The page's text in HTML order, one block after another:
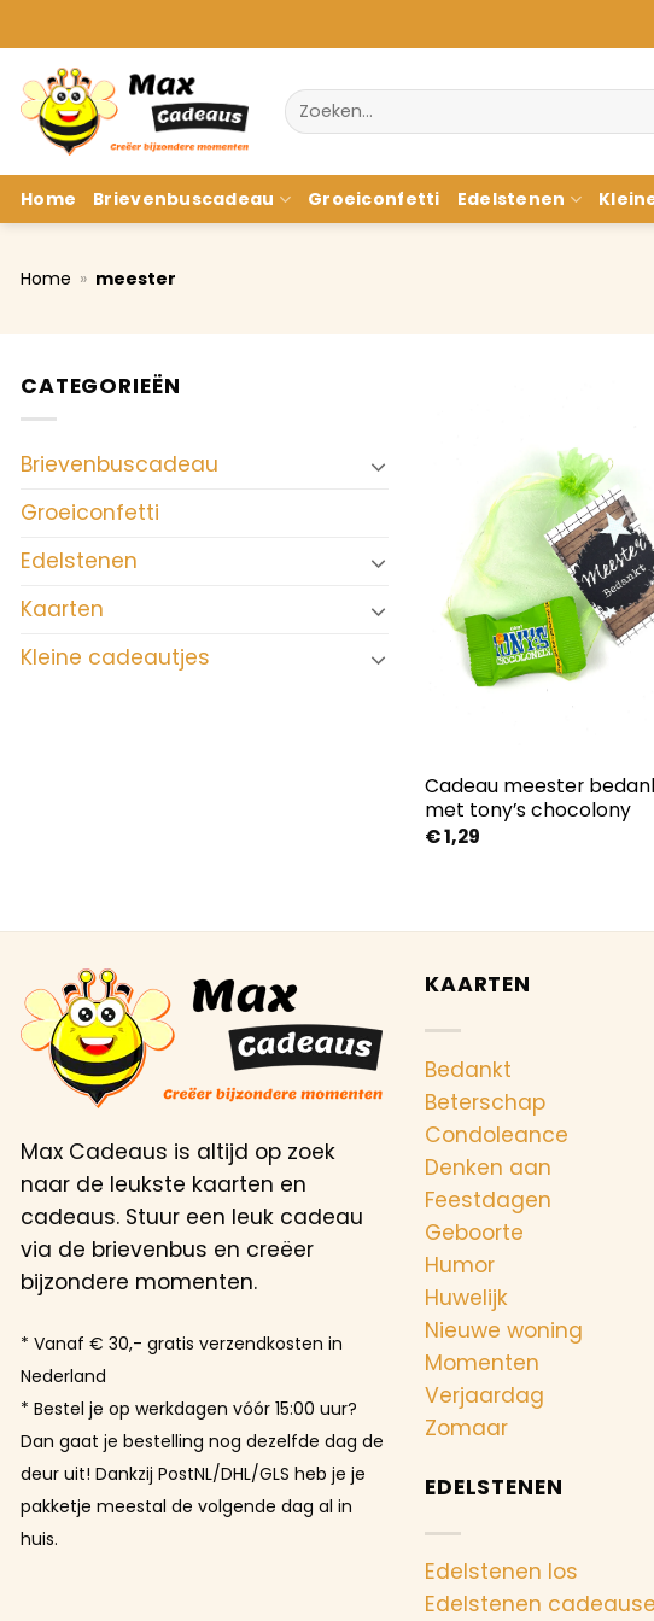
naar
inhoud
Zoeken
naar:
Home Brievenbuscadeau Groeiconfetti Edelstenen
Home » meester
CATEGORIEËN
Brievenbuscadeau
Groeiconfetti
Edelstenen
Kaarten
Kleine cadeautjes
Cadeau meester
met tony’s chocolony
€1,29
Max Cadeaus is altijd op zoek
naar de leukste kaarten en
cadeaus. Stuur een leuk cadeau
via de brievenbus en creëer
bijzondere momenten.
* Vanaf € 30,- gratis verzendkosten in
Nederland
* Bestel je op werkdagen vóór 15:00 uur?
Dan gaat je bestelling nog dezelfde dag de
deur uit! Dankzij PostNL/DHL/GLS heb je je
pakketje meestal de volgende dag al in
huis.
KAARTEN
Bedankt
Beterschap
Condoleance
Denken aan
Feestdagen
Geboorte
Humor
Huwelijk
Nieuwe woning
Momenten
Verjaardag
Zomaar
EDELSTENEN
Edelstenen los
Edelstenen